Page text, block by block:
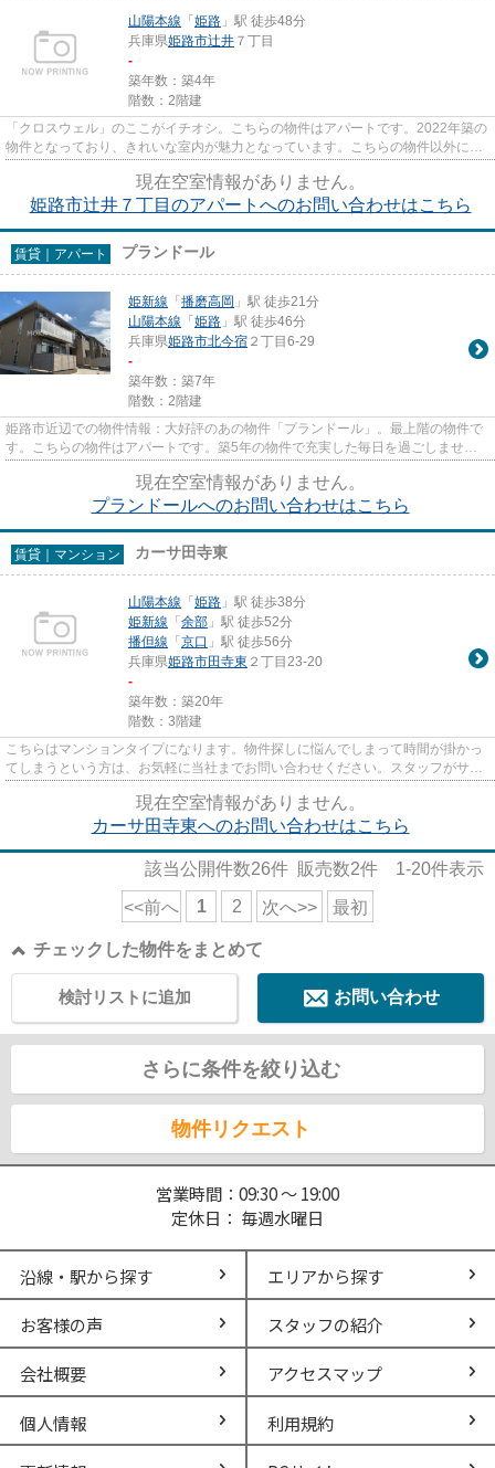
山陽本線 「姫路 」駅 徒歩48分
兵庫県姫路市辻井 ７丁目
-
築年数：築4年
階数：2階建
「クロスウェル」のここがイチオシ。こちらの物件はアパートです。2022年築の
物件となっており、きれいな室内が魅力となっています。こちらの物件以外に
も、山陽本線姫路近くの物件情...
現在空室情報がありません。
姫路市辻井７丁目のアパートへのお問い合わせはこちら
賃貸｜アパート プランドール
姫新線 「播磨高岡 」駅 徒歩21分
山陽本線 「姫路 」駅 徒歩46分
兵庫県姫路市北今宿 ２丁目6-29
-
築年数：築7年
階数：2階建
姫路市近辺での物件情報：大好評のあの物件「プランドール」。最上階の物件で
す。こちらの物件はアパートです。築5年の物件で充実した毎日を過ごしません
か。数多くの物件をご用意して...
現在空室情報がありません。
プランドールへのお問い合わせはこちら
賃貸｜マンション カーサ田寺東
山陽本線 「姫路 」駅 徒歩38分
姫新線 「余部 」駅 徒歩52分
播但線 「京口 」駅 徒歩56分
兵庫県姫路市田寺東 ２丁目23-20
-
築年数：築20年
階数：3階建
こちらはマンションタイプになります。物件探しに悩んでしまって時間が掛かっ
てしまうという方は、お気軽に当社までお問い合わせください。スタッフがサポ
ートさせていただきます。
現在空室情報がありません。
カーサ田寺東へのお問い合わせはこちら
該当公開件数26件 販売数2件 1-20件表示
<<前へ 1 2 次へ>> 最初
チェックした物件をまとめて
お問い合わせ
検討リストに追加
さらに条件を絞り込む
物件リクエスト
営業時間：09:30 ～ 19:00
定休日： 毎週水曜日
沿線・駅から探す エリアから探す
お客様の声 スタッフの紹介
会社概要 アクセスマップ
個人情報 利用規約